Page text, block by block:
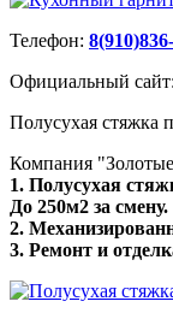
Телефон:
Официальный сайт:
Полусухая стяжка
Компания
1. Полусухая
До 250м2 за смену.
2.
3. Ремонт и